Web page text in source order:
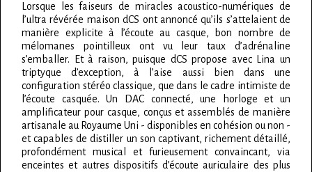
Lorsque les faiseurs de miracles acoustico-numériques de
l’ultra révérée maison dCS ont annoncé qu’ils s’attelaient de
manière explicite à l’écoute au casque, bon nombre de
mélomanes pointilleux ont vu leur taux d’adrénaline
s’emballer. Et à raison, puisque dCS propose avec Lina un
triptyque d’exception, à l’aise aussi bien dans une
configuration stéréo classique, que dans le cadre intimiste de
l’écoute casquée. Un DAC connecté, une horloge et un
amplificateur pour casque, conçus et assemblés de manière
artisanale au Royaume Uni - disponibles en cohésion ou non -
et capables de distiller un son captivant, richement détaillé,
profondément musical et furieusement convaincant, via
enceintes et autres dispositifs d’écoute auriculaire des plus